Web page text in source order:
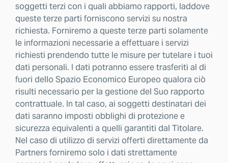
soggetti terzi con i quali abbiamo rapporti, laddove
queste terze parti forniscono servizi su nostra
richiesta. Forniremo a queste terze parti solamente
le informazioni necessarie a effettuare i servizi
richiesti prendendo tutte le misure per tutelare i tuoi
dati personali. I dati potranno essere trasferiti al di
fuori dello Spazio Economico Europeo qualora ciò
risulti necessario per la gestione del Suo rapporto
contrattuale. In tal caso, ai soggetti destinatari dei
dati saranno imposti obblighi di protezione e
sicurezza equivalenti a quelli garantiti dal Titolare.
Nel caso di utilizzo di servizi offerti direttamente da
Partners forniremo solo i dati strettamente